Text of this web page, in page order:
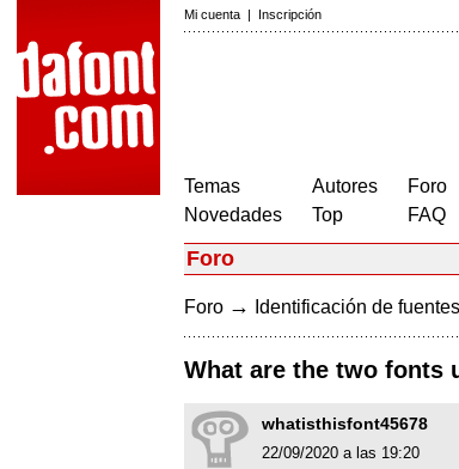
Mi cuenta | Inscripción
Temas
Novedades
Autores
Top
Foro
FAQ
Foro
Foro → Identificación de fuentes
What are the two fonts
whatisthisfont45678
22/09/2020 a las 19:20